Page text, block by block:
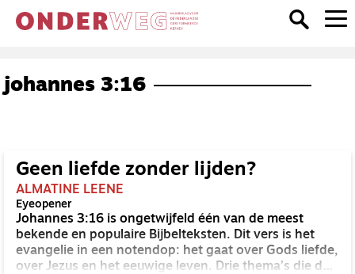
johannes 3:16
Geen liefde zonder lijden?
ALMATINE LEENE
Eyeopener
Johannes 3:16 is ongetwijfeld één van de meest
bekende en populaire Bijbelteksten. Dit vers is het
evangelie in een notendop: het gaat over Gods liefde,
over Jezus en het eeuwige leven. Drie thema’s die de